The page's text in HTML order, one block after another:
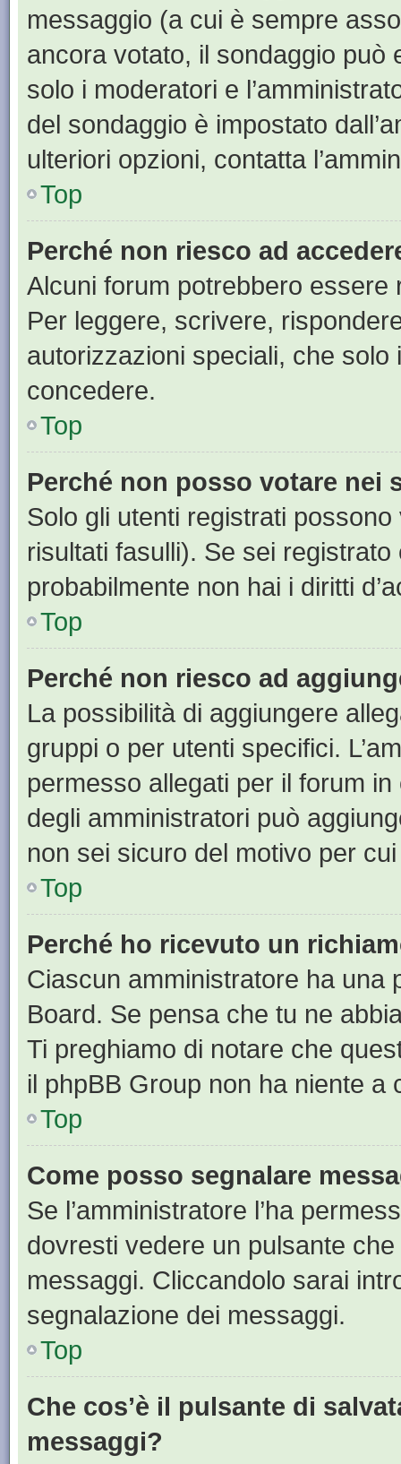
messaggio (a cui è sempre
ancora votato, il sondaggio può
solo i moderatori e
del sondaggio è impostato
ulteriori opzioni, contatta
Top
Perché non riesco ad
Alcuni forum potrebbero
Per leggere, scrivere,
autorizzazioni speciali, che solo
concedere.
Top
Perché non posso votare nei
Solo gli utenti registrati
risultati fasulli). Se sei
probabilmente non hai i diritti
Top
Perché non riesco ad
La possibilità di aggiungere
gruppi o per utenti specifici.
permesso allegati per il forum
degli amministratori può
non sei sicuro del motivo per
Top
Perché ho ricevuto un
Ciascun amministratore ha una
Board. Se pensa che tu ne
Ti preghiamo di notare che
il phpBB Group non ha niente a
Top
Come posso segnalare
Se l’amministratore l’ha
dovresti vedere un pulsante
messaggi. Cliccandolo sarai
segnalazione dei messaggi.
Top
Che cos’è il pulsante di
messaggi?